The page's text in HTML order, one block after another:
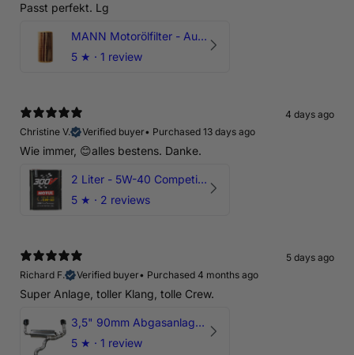
Passt perfekt. Lg
MANN Motorölfilter - Audi RS3 TTRS RSQ3 VZ5 - DAZ DNW
5 ★ · 1 review
4 days ago
Christine V.
Verified buyer• Purchased 13 days ago
Wie immer, 😊alles bestens. Danke.
2 Liter - 5W-40 Competition 300V Motul Motoröl
5 ★ · 2 reviews
5 days ago
Richard F.
Verified buyer• Purchased 4 months ago
Super Anlage, toller Klang, tolle Crew.
3,5" 90mm Abgasanlage AUDI RSQ3 DNWA 2.5 TFSI
5 ★ · 1 review